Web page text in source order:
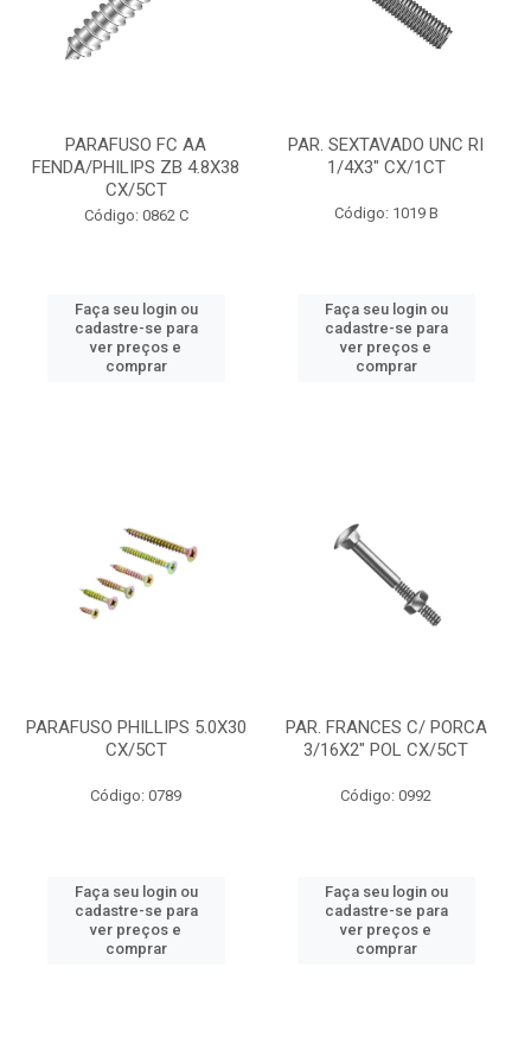
PARAFUSO FC AA
FENDA/PHILIPS ZB 4.8X38
CX/5CT
Código: 0862 C
Faça seu login ou
cadastre-se para
ver preços e
comprar
PAR. SEXTAVADO UNC RI
1/4X3" CX/1CT
Código: 1019 B
Faça seu login ou
cadastre-se para
ver preços e
comprar
PARAFUSO PHILLIPS 5.0X30
CX/5CT
Código: 0789
Faça seu login ou
cadastre-se para
ver preços e
comprar
PAR. FRANCES C/ PORCA
3/16X2" POL CX/5CT
Código: 0992
Faça seu login ou
cadastre-se para
ver preços e
comprar